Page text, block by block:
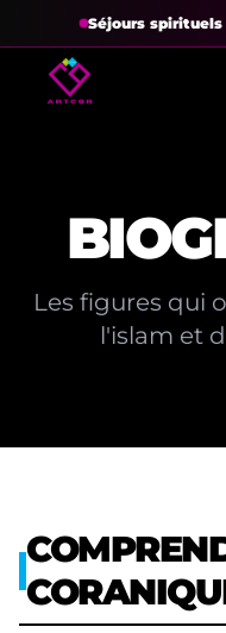
Séjours spirituels
Les figures qui
l'islam et